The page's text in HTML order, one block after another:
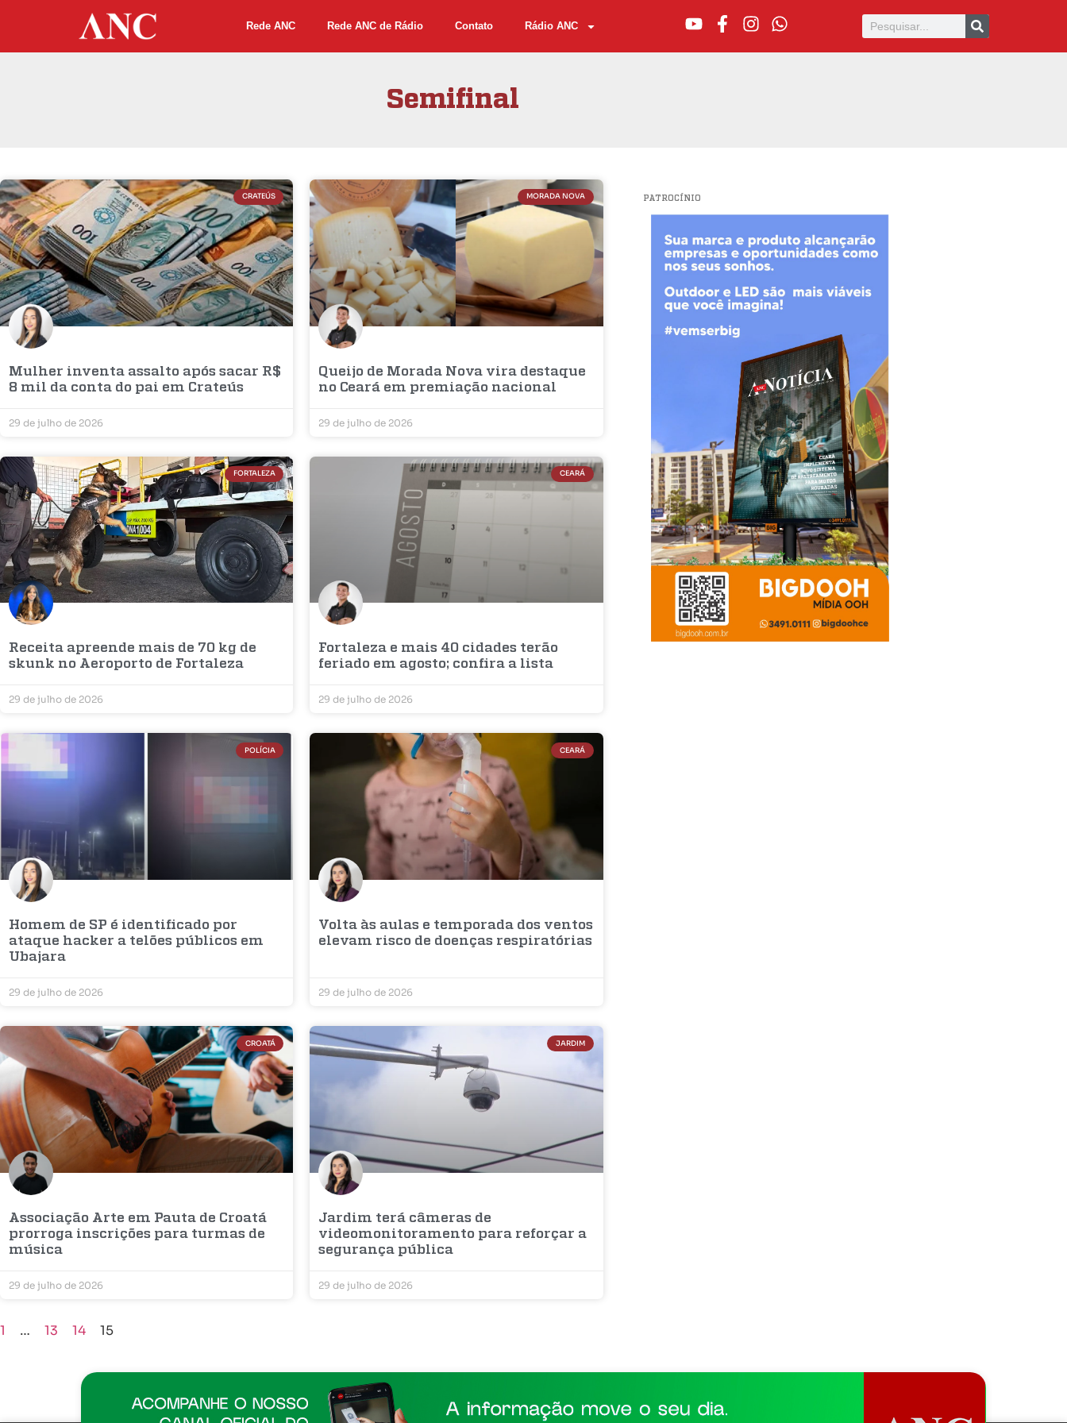
Rede ANC Rede ANC de Rádio Contato Rádio ANC
Semifinal
CRATEÚS
Mulher inventa assalto após sacar R$
8 mil da conta do pai em Crateús
29 de julho de 2026
MORADA NOVA
Queijo de Morada Nova vira destaque
no Ceará em premiação nacional
29 de julho de 2026
FORTALEZA
Receita apreende mais de 70 kg de
skunk no Aeroporto de Fortaleza
29 de julho de 2026
CEARÁ
Fortaleza e mais 40 cidades terão
feriado em agosto; confira a lista
29 de julho de 2026
POLÍCIA
Homem de SP é identificado por
ataque hacker a telões públicos em
Ubajara
29 de julho de 2026
CEARÁ
Volta às aulas e temporada dos ventos
elevam risco de doenças respiratórias
29 de julho de 2026
CROATÁ
Associação Arte em Pauta de Croatá
prorroga inscrições para turmas de
música
29 de julho de 2026
JARDIM
Jardim terá câmeras de
videomonitoramento para reforçar a
segurança pública
29 de julho de 2026
1 … 13 14 15
PATROCÍNIO